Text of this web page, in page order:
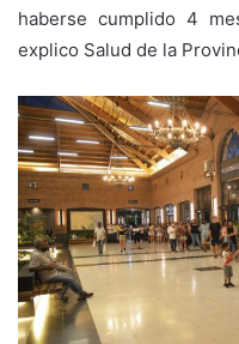
haberse cumplido 4
explico Salud de la